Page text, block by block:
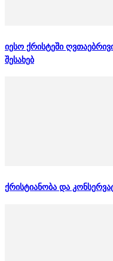
იესო ქრისტეში
შესახებ
ქრისტიანობა და